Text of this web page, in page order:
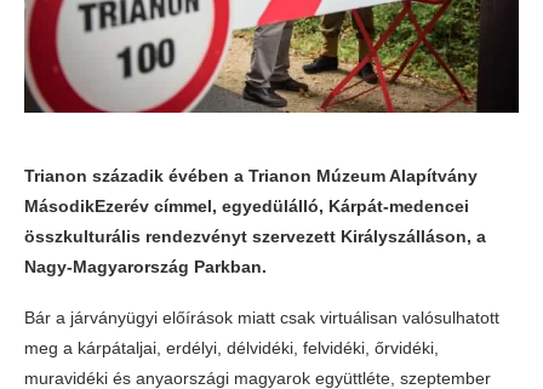
Trianon századik évében a Trianon Múzeum Alapítvány
MásodikEzerév címmel, egyedülálló, Kárpát-medencei
összkulturális rendezvényt szervezett Királyszálláson, a
Nagy-Magyarország Parkban.
Bár a járványügyi előírások miatt csak virtuálisan valósulhatott
meg a kárpátaljai, erdélyi, délvidéki, felvidéki, őrvidéki,
muravidéki és anyaországi magyarok együttléte, szeptember